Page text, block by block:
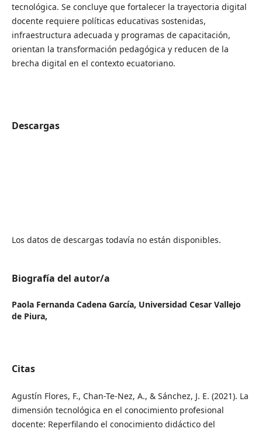
tecnológica. Se concluye que fortalecer la trayectoria digital
docente requiere políticas educativas sostenidas,
infraestructura adecuada y programas de capacitación,
orientan la transformación pedagógica y reducen de la
brecha digital en el contexto ecuatoriano.
Descargas
Los datos de descargas todavía no están disponibles.
Biografía del autor/a
Paola Fernanda Cadena García, Universidad Cesar Vallejo
de Piura,
Citas
Agustín Flores, F., Chan-Te-Nez, A., & Sánchez, J. E. (2021). La
dimensión tecnológica en el conocimiento profesional
docente: Reperfilando el conocimiento didáctico del